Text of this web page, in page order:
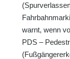
warnt, wenn
PDS –